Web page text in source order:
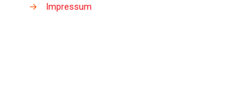
→
Impressum